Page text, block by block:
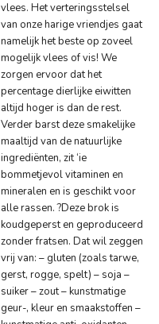
vlees. Het verteringsstelsel
van onze harige vriendjes gaat
namelijk het beste op zoveel
mogelijk vlees of vis! We
zorgen ervoor dat het
percentage dierlijke eiwitten
altijd hoger is dan de rest.
Verder barst deze smakelijke
maaltijd van de natuurlijke
ingrediënten, zit ‘ie
bommetjevol vitaminen en
mineralen en is geschikt voor
alle rassen. ?Deze brok is
koudgeperst en geproduceerd
zonder fratsen. Dat wil zeggen
vrij van: – gluten (zoals tarwe,
gerst, rogge, spelt) – soja –
suiker – zout – kunstmatige
geur-, kleur en smaakstoffen –